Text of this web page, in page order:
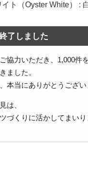
ト（Oyster White） :
了しました
協力いただき、1,000件
ました。
本当にありがとうござい
は、
づくりに活かしてまいり